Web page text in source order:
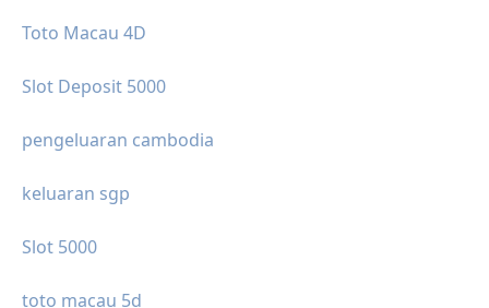
Toto Macau 4D
Slot Deposit 5000
pengeluaran cambodia
keluaran sgp
Slot 5000
toto macau 5d